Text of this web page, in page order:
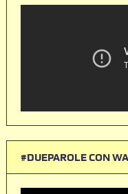
#DUEPAROLE CON